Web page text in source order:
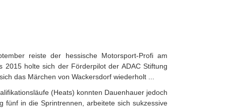
reiste der hessische Motorsport-Profi am
2015 holte sich der Förderpilot der ADAC Stiftung
das Märchen von Wackersdorf wiederholt ...
(Heats) konnten Dauenhauer jedoch
fünf in die Sprintrennen, arbeitete sich sukzessive